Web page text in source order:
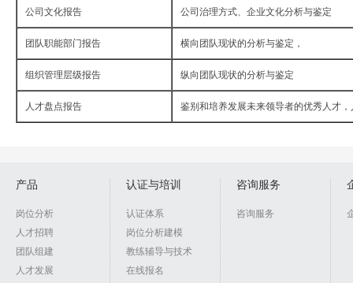
公司文化报告 公司治理方式、企业文化分析与鉴定
团队职能部门报告 横向团队现状的分析与鉴定，
组织管理层级报告 纵向团队现状的分析与鉴定
人才盘点报告 鉴别和培养发展未来领导者的优秀人才
产品
岗位分析
人才招聘
团队组建
人才发展
认证与培训
认证体系
岗位分析建模
教练辅导与技术
在线报名
咨询服务
咨询服务